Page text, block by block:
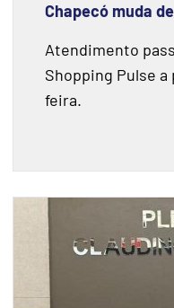
Chapecó muda
Atendimento
Shopping Pulse
feira.